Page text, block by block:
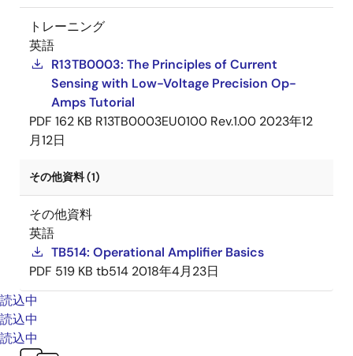
トレーニング
英語
R13TB0003: The Principles of Current
Sensing with Low-Voltage Precision Op-
Amps Tutorial
PDF 162 KB R13TB0003EU0100 Rev.1.00 2023年12
月12日
その他資料 (1)
その他資料
英語
TB514: Operational Amplifier Basics
PDF 519 KB tb514 2018年4月23日
読込中
読込中
読込中